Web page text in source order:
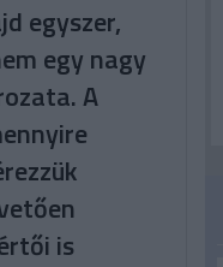
egyszer,
egy nagy
A
is